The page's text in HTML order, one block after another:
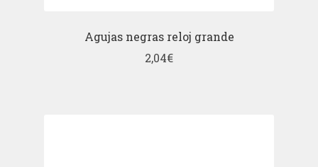
Agujas negras reloj grande
2,04€